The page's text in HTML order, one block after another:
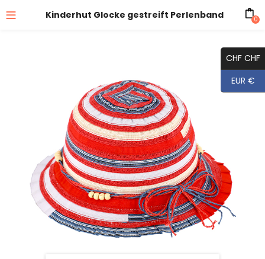
Kinderhut Glocke gestreift Perlenband 0
CHF CHF
EUR €